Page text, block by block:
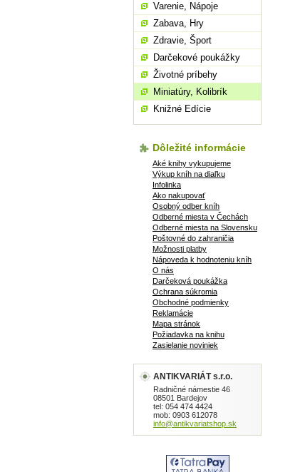
Varenie, Nápoje
Zabava, Hry
Zdravie, Šport
Darčekové poukážky
Životné príbehy
Miniatúry, Kolibrík
Knižné Edície
Dôležité informácie
Aké knihy vykupujeme
Výkup kníh na diaľku
Infolinka
Ako nakupovať
Osobný odber kníh
Odberné miesta v Čechách
Odberné miesta na Slovensku
Poštovné do zahraničia
Možnosti platby
Nápoveda k hodnoteniu kníh
O nás
Darčeková poukážka
Ochrana súkromia
Obchodné podmienky
Reklamácie
Mapa stránok
Požiadavka na knihu
Zasielanie noviniek
ANTIKVARIÁT s.r.o.
Radničné námestie 46
08501 Bardejov
tel: 054 474 4424
mob: 0903 612078
info@antikvariatshop.sk